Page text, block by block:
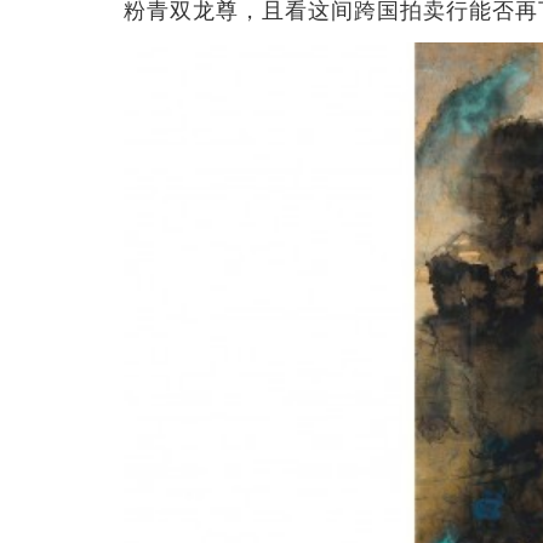
粉青双龙尊，且看这间跨国拍卖行能否